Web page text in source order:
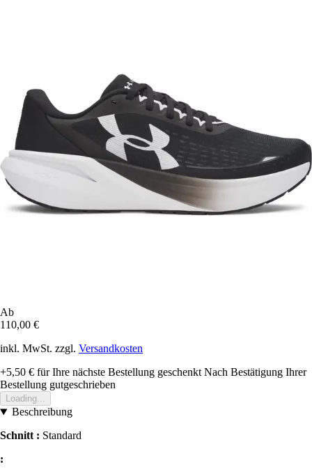
Ab
110,00 €
inkl. MwSt. zzgl. Versandkosten
+5,50 € für Ihre nächste Bestellung geschenkt Nach Bestätigung Ihrer
Bestellung gutgeschrieben
Loading...
Beschreibung
Schnitt : Standard
: